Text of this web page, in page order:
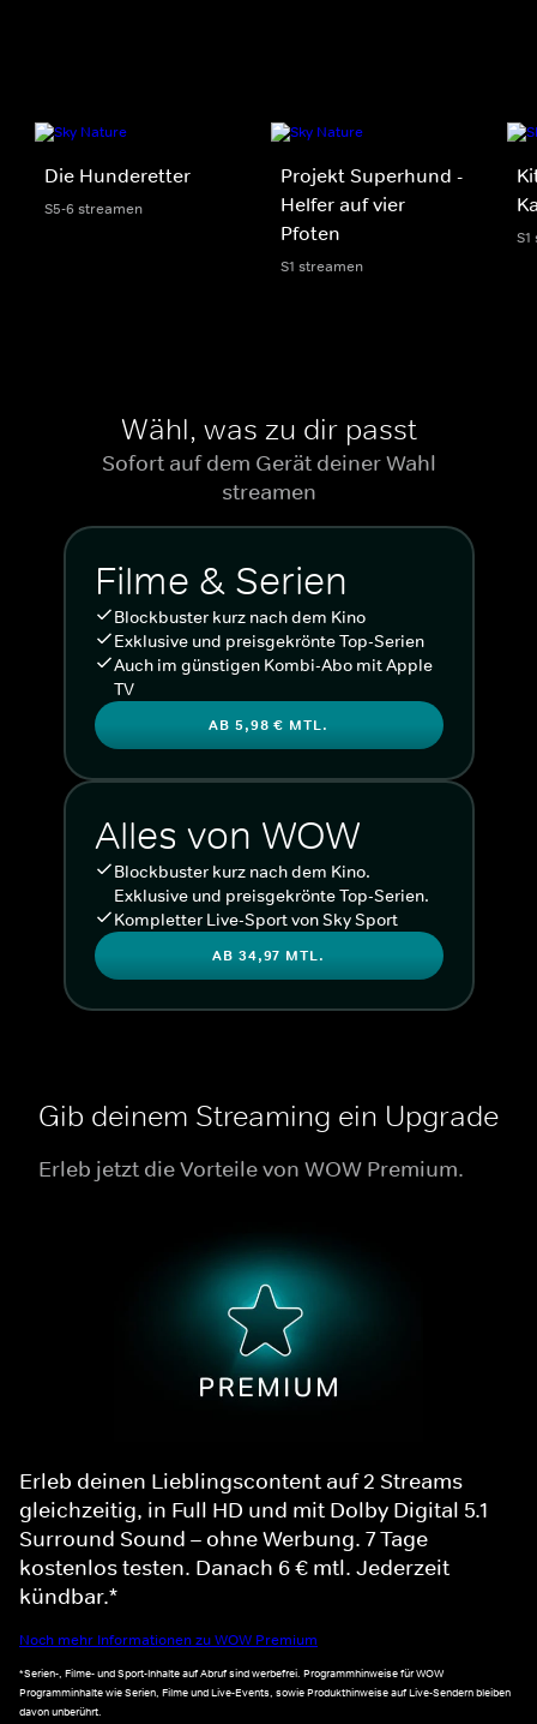
Die Hunderetter
S5-6 streamen
Projekt Superhund -
Helfer auf vier
Pfoten
S1 streamen
Wähl, was zu dir passt
Sofort auf dem Gerät deiner Wahl
streamen
Filme & Serien
Blockbuster kurz nach dem Kino
Exklusive und preisgekrönte Top-Serien
Auch im günstigen Kombi-Abo mit Apple
TV
AB 5,98 € MTL.
Alles von WOW
Blockbuster kurz nach dem Kino.
Exklusive und preisgekrönte Top-Serien.
Kompletter Live-Sport von Sky Sport
AB 34,97 MTL.
Gib deinem Streaming ein Upgrade
Erleb jetzt die Vorteile von WOW Premium.
Erleb deinen Lieblingscontent auf 2 Streams
gleichzeitig, in Full HD und mit Dolby Digital 5.1
Surround Sound – ohne Werbung. 7 Tage
kostenlos testen. Danach 6 € mtl. Jederzeit
kündbar.*
Noch mehr Informationen zu WOW Premium
*Serien-, Filme- und Sport-Inhalte auf Abruf sind werbefrei. Programmhinweise für WOW
Programminhalte wie Serien, Filme und Live-Events, sowie Produkthinweise auf Live-Sendern bleiben
davon unberührt.